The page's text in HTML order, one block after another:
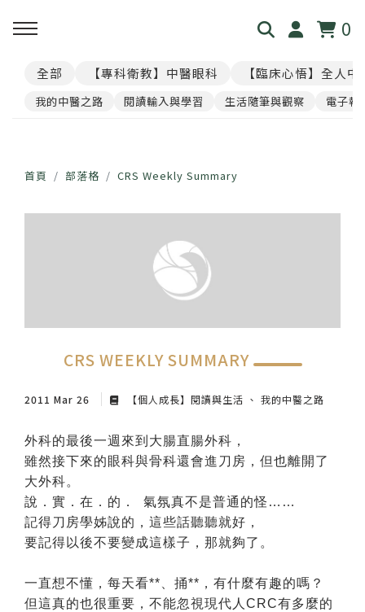
0
回主選單
我是林佑彥
回主選單
👁️ 共感・視覺模擬館
📊 天地人．養生儀表板
回主選單
🧘 光流導引．雲端禪房
回主選單
看見現象．衛教文章
💊 透視用藥．中西藥典
紙本陪伴．眼癒力
回主選單
尋找祥峻
全部 【專科衛教】中醫眼科 【臨床心悟】全人中
我的中醫之路 閱讀輸入與學習 生活隨筆與觀察 電子報
首頁 部落格 CRS Weekly Summary
CRS WEEKLY SUMMARY
2011 Mar 26 【個人成長】閱讀與生活 我的中醫之路
外科的最後一週來到大腸直腸外科，
雖然接下來的眼科與骨科還會進刀房，但也離開了
大外科。
說．實．在．的． 氣氛真不是普通的怪……
記得刀房學姊說的，這些話聽聽就好，
要記得以後不要變成這樣子，那就夠了。
一直想不懂，每天看**、捅**，有什麼有趣的嗎？
但這真的也很重要，不能忽視現代人CRC有多麼的